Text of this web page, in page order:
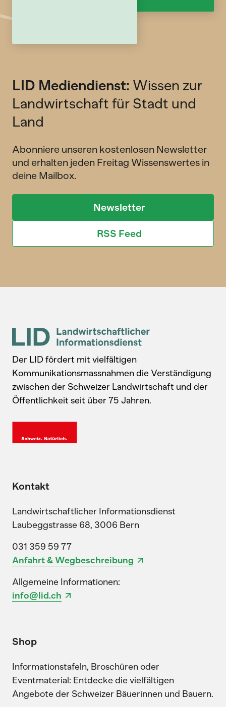
LID Mediendienst: Wissen zur
Landwirtschaft für Stadt und
Land
Abonniere unseren kostenlosen Newsletter
und erhalten jeden Freitag Wissenswertes in
deine Mailbox.
Newsletter
RSS Feed
Der LID fördert mit vielfältigen
Kommunikationsmassnahmen die Verständigung
zwischen der Schweizer Landwirtschaft und der
Öffentlichkeit seit über 75 Jahren.
Kontakt
Landwirtschaftlicher Informationsdienst
Laubeggstrasse 68, 3006 Bern
031 359 59 77
Anfahrt & Wegbeschreibung
Allgemeine Informationen:
info@lid.ch
Shop
Informationstafeln, Broschüren oder
Eventmaterial: Entdecke die vielfältigen
Angebote der Schweizer Bäuerinnen und Bauern.